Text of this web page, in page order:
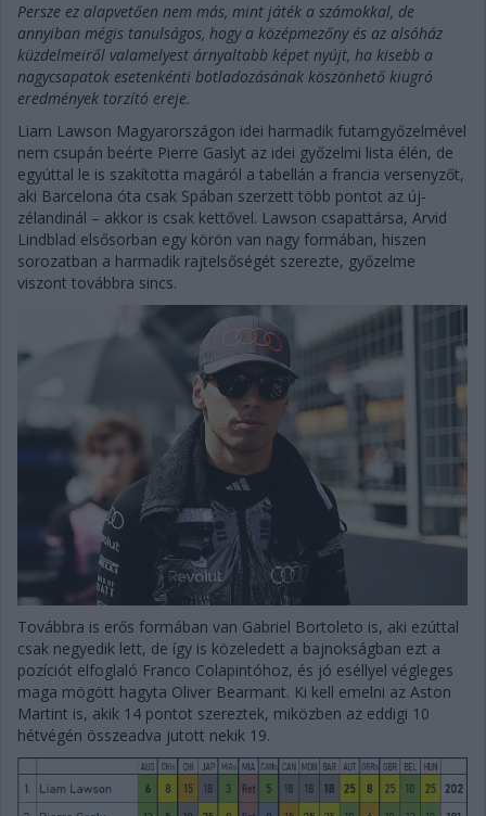
Persze ez alapvetően nem más, mint játék a számokkal, de
annyiban mégis tanulságos, hogy a középmezőny és az alsóház
küzdelmeiről valamelyest árnyaltabb képet nyújt, ha kisebb a
nagycsapatok esetenkénti botladozásának köszönhető kiugró
eredmények torzító ereje.
Liam Lawson Magyarországon idei harmadik futamgyőzelmével
nem csupán beérte Pierre Gaslyt az idei győzelmi lista élén, de
egyúttal le is szakította magáról a tabellán a francia versenyzőt,
aki Barcelona óta csak Spában szerzett több pontot az új-
zélandinál – akkor is csak kettővel. Lawson csapattársa, Arvid
Lindblad elsősorban egy körön van nagy formában, hiszen
sorozatban a harmadik rajtelsőségét szerezte, győzelme
viszont továbbra sincs.
Továbbra is erős formában van Gabriel Bortoleto is, aki ezúttal
csak negyedik lett, de így is közeledett a bajnokságban ezt a
pozíciót elfoglaló Franco Colapintóhoz, és jó eséllyel végleges
maga mögött hagyta Oliver Bearmant. Ki kell emelni az Aston
Martint is, akik 14 pontot szereztek, miközben az eddigi 10
hétvégén összeadva jutott nekik 19.